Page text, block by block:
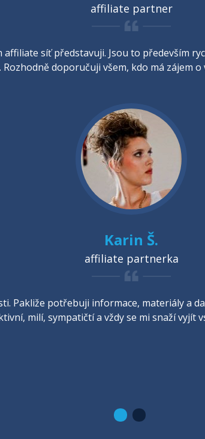
affiliate partner
síť představuji. Jsou to především
Rozhodně doporučuji všem, kdo má zájem
Karin Š.
affiliate partnerka
Pakliže potřebuji informace, materiály a
milí, sympatičtí a vždy se mi snaží vyjít